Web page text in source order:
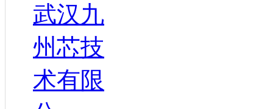
武汉九
州芯技
术有限